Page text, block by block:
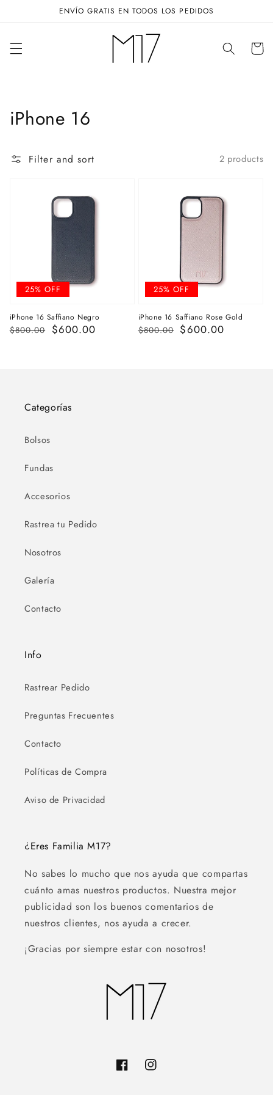
ENVÍO GRATIS EN TODOS LOS PEDIDOS
Cart
Collection:
iPhone 16
Filter and sort 2 products
iPhone 16 Saffiano Negro
Regular
$800.00
Sale
$600.00
25% OFF
iPhone 16 Saffiano Rose Gold
Regular
$800.00
Sale
$600.00
25% OFF
Categorías
Bolsos
Fundas
Accesorios
Rastrea tu Pedido
Nosotros
Galería
Contacto
Info
Rastrear Pedido
Preguntas Frecuentes
Contacto
Políticas de Compra
Aviso de Privacidad
¿Eres Familia M17?
No sabes lo mucho que nos ayuda que compartas
cuánto amas nuestros productos. Nuestra mejor
publicidad son los buenos comentarios de
nuestros clientes, nos ayuda a crecer.
¡Gracias por siempre estar con nosotros!
FacebookInstagram